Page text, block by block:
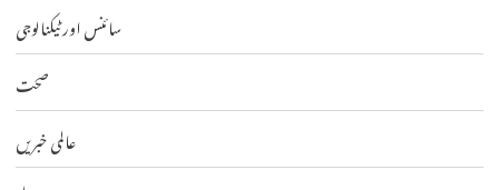
سائنس اور ٹیکنالوجی
صحت
عالمی خبریں